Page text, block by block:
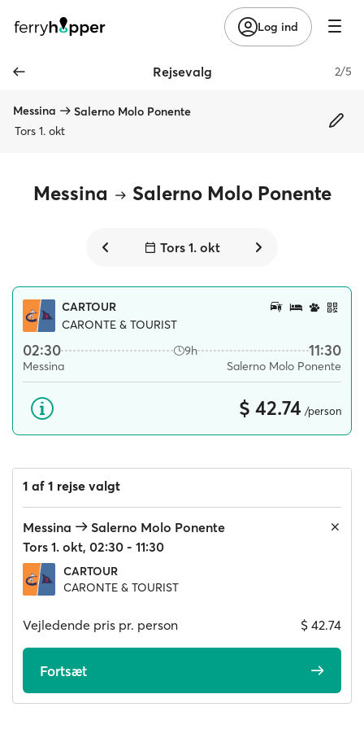
Log ind
Rejsevalg 2/5
Messina
Salerno Molo Ponente
Tors 1. okt
Messina Salerno Molo Ponente
Tors 1. okt
CARTOUR
CARONTE & TOURIST
02:30 9h 11:30
Messina Salerno Molo Ponente
$ 42.74 /person
1 af 1 rejse valgt
Messina
Salerno Molo Ponente
Tors 1. okt, 02:30 - 11:30
CARTOUR
CARONTE & TOURIST
Vejledende pris pr. person $ 42.74
Fortsæt